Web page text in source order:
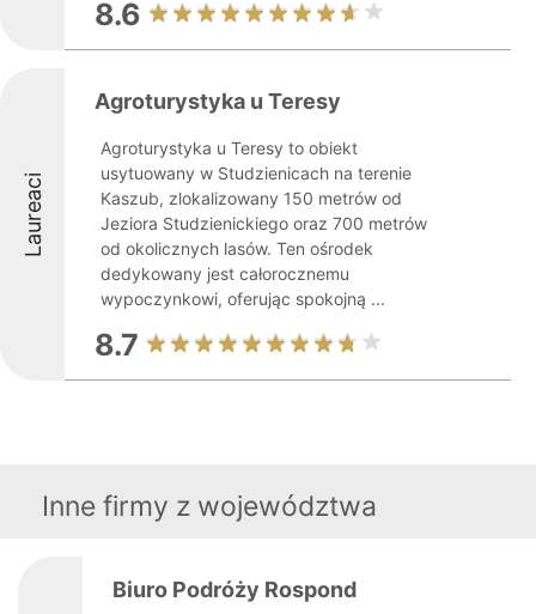
8.6
Laureaci
Agroturystyka u Teresy
Agroturystyka u Teresy to obiekt
usytuowany w Studzienicach na terenie
Kaszub, zlokalizowany 150 metrów od
Jeziora Studzienickiego oraz 700 metrów
od okolicznych lasów. Ten ośrodek
dedykowany jest całorocznemu
wypoczynkowi, oferując spokojną ...
8.7
Inne firmy z województwa
Biuro Podróży Rospond